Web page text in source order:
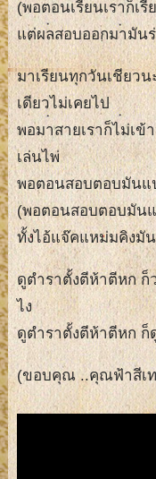
(พอตอนเรียนเราก็เรี
แต่ผลสอบออกมามัน
มาเรียนทุกวันเชียวน
เดียวไม่เคยไป
พอมาสายเราก็ไม่เ
เล่นไพ่
พอตอนสอบตอบมันแ
(พอตอนสอบตอบมัน
ทั้งไอ้แจ๊คแหม่มคิงมั
ดูตำราตั้งตีห้าตีหก ก็
ไง
ดูตำราตั้งตีห้าตีหก ก็
(ขอบคุณ ..คุณฟ้าสีเท